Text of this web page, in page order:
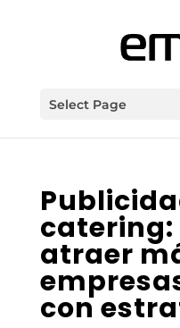
Select Page
catering:
atraer
con